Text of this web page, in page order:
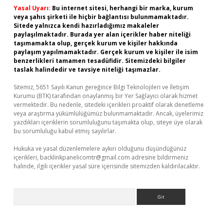
Yasal Uyarı: Bu internet sitesi, herhangi bir marka, kurum
veya şahıs şirketi ile hiçbir bağlantısı bulunmamaktadır.
Sitede yalnızca kendi hazırladığımız makaleler
paylaşılmaktadır. Burada yer alan içerikler haber niteliği
taşımamakta olup, gerçek kurum ve kişiler hakkında
paylaşım yapılmamaktadır. Gerçek kurum ve kişiler ile isim
benzerlikleri tamamen tesadüfidir. Sitemizdeki bilgiler
taslak halindedir ve tavsiye niteliği taşımazlar.
Sitemiz, 5651 Sayılı Kanun gereğince Bilgi Teknolojileri ve İletişim
Kurumu (BTK) tarafından onaylanmış bir Yer Sağlayıcı olarak hizmet
vermektedir. Bu nedenle, sitedeki içerikleri proaktif olarak denetleme
veya araştırma yükümlülüğümüz bulunmamaktadır. Ancak, üyelerimiz
yazdıkları içeriklerin sorumluluğunu taşımakta olup, siteye üye olarak
bu sorumluluğu kabul etmiş sayılırlar.
Hukuka ve yasal düzenlemelere aykırı olduğunu düşündüğünüz
içerikleri, backlinkpanelicomtr@gmail.com adresine bildirmeniz
halinde, ilgili içerikler yasal süre içerisinde sitemizden kaldırılacaktır.